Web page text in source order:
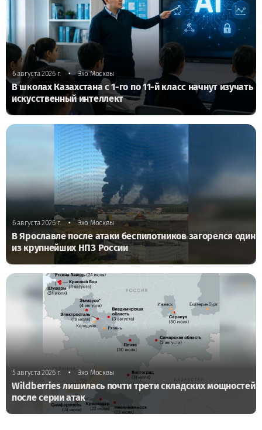
6 августа 2026 г. • Эхо Москвы
В школах Казахстана с 1-го по 11-й класс начнут изучать
искусственный интеллект
6 августа 2026 г. • Эхо Москвы
В Ярославле после атаки беспилотников загорелся один
из крупнейших НПЗ России
5 августа 2026 г. • Эхо Москвы
Wildberries лишилась почти трети складских мощностей
после серии атак